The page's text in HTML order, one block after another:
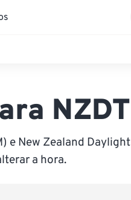
NZDT
e New Zealand Daylight
a hora.